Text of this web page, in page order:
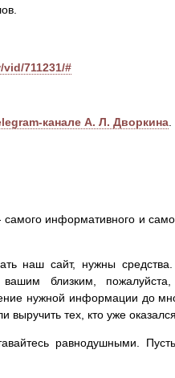
711231/#
канале А. Л. Дворкина
информативного и
наш сайт, нужны
близким,
нужной информации до
тех, кто уже
равнодушными. Пусть